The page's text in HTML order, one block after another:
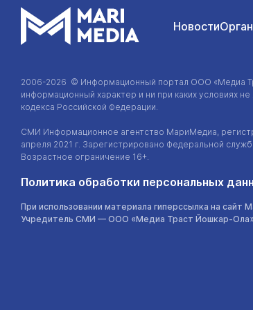
Новости
2006-2026 © Информационный портал ООО «Медиа
информационный характер и ни при каких условиях
кодекса Российской Федерации.
СМИ Информационное агентство МариМедиа,
апреля 2021 г. Зарегистрировано Федеральной
Возрастное ограничение 16+.
Политика обработки персональных
При использовании материала гиперссылка на сайт
Учредитель СМИ — ООО «Медиа Траст Йошкар-